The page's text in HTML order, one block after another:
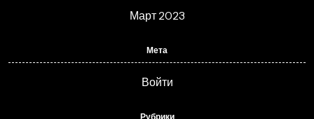
Март 2023
Мета
Войти
Рубрики